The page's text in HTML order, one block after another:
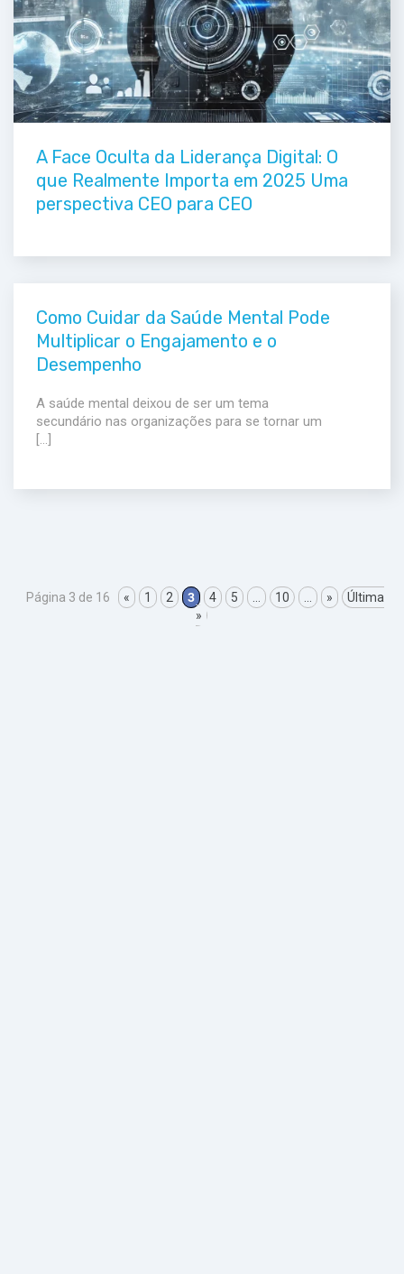
A Face Oculta da Liderança Digital: O
que Realmente Importa em 2025 Uma
perspectiva CEO para CEO
Como Cuidar da Saúde Mental Pode
Multiplicar o Engajamento e o
Desempenho
A saúde mental deixou de ser um tema
secundário nas organizações para se tornar um
[…]
Página 3 de 16 « 1 2 3 4 5 10 »
Última
»